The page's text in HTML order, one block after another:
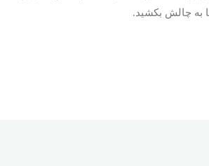
به چالش بکشید.